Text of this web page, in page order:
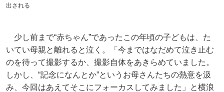
出される
少し前まで“赤ちゃん”であったこの年頃の子どもは、た
いてい母親と離れると泣く。「今まではなだめて泣き止む
のを待って撮影するか、撮影自体をあきらめていました。
しかし、“記念になんとか”というお母さんたちの熱意を汲
み、今回はあえてそこにフォーカスしてみました」と横浪